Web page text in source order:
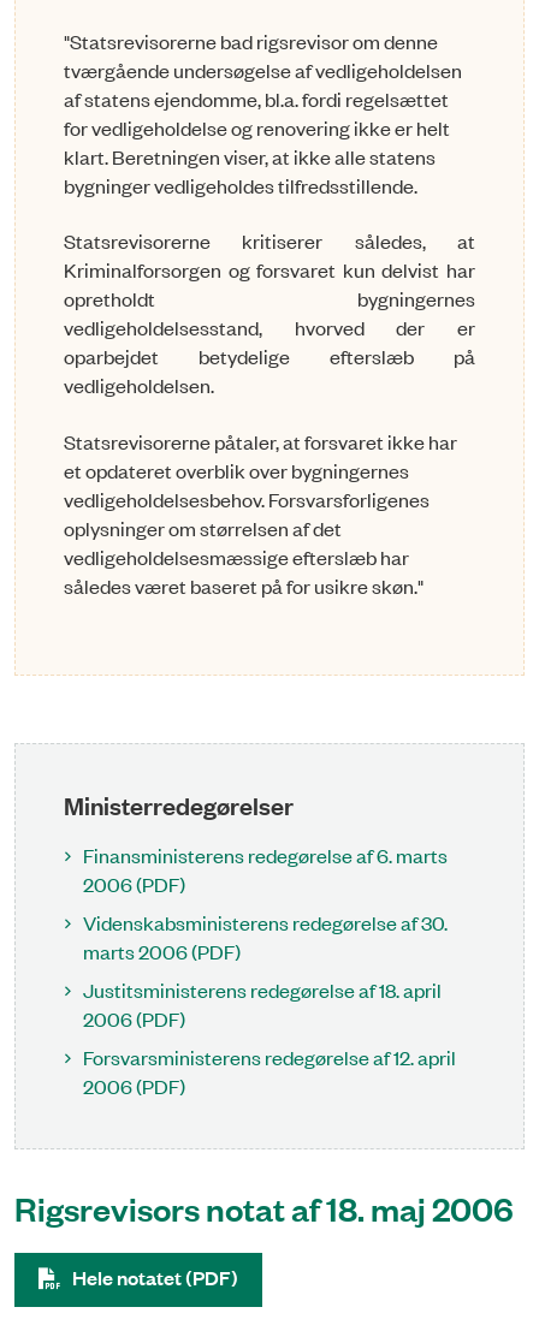
"Statsrevisorerne bad rigsrevisor om denne
tværgående undersøgelse af vedligeholdelsen
af statens ejendomme, bl.a. fordi regelsættet
for vedligeholdelse og renovering ikke er helt
klart. Beretningen viser, at ikke alle statens
bygninger vedligeholdes tilfredsstillende.
Statsrevisorerne kritiserer således, at
Kriminalforsorgen og forsvaret kun delvist har
opretholdt bygningernes
vedligeholdelsesstand, hvorved der er
oparbejdet betydelige efterslæb på
vedligeholdelsen.
Statsrevisorerne påtaler, at forsvaret ikke har
et opdateret overblik over bygningernes
vedligeholdelsesbehov. Forsvarsforligenes
oplysninger om størrelsen af det
vedligeholdelsesmæssige efterslæb har
således været baseret på for usikre skøn."
Ministerredegørelser
Finansministerens redegørelse af 6. marts
2006 (PDF)
Videnskabsministerens redegørelse af 30.
marts 2006 (PDF)
Justitsministerens redegørelse af 18. april
2006 (PDF)
Forsvarsministerens redegørelse af 12. april
2006 (PDF)
Rigsrevisors notat af 18. maj 2006
Hele notatet (PDF)